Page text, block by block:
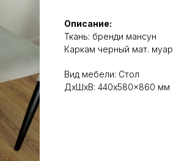
Описание:
Ткань: бренди мансун
Каркам черный мат. муар
Вид мебели: Стол
ДxШxВ: 440x580x860 мм